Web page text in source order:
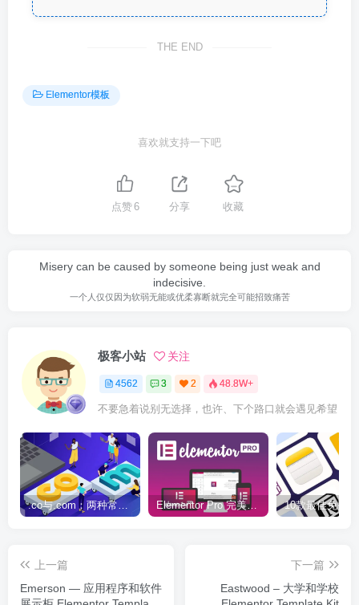
THE END
Elementor模板
喜欢就支持一下吧
点赞6 分享 收藏
Misery can be caused by someone being just weak and
indecisive.
一个人仅仅因为软弱无能或优柔寡断就完全可能招致痛苦
极客小站 关注
4562 3 2 48.8W+
不要急着说别无选择，也许、下个路口就会遇见希望
.co与.com：两种常用域名后缀名完全指南 Elementor Pro 完美汉化中文版（含全套模板）|可视化编辑页面自定义设计WordPress插件
上一篇
Emerson — 应用程序和软件
下一篇
Eastwood – 大学和学校